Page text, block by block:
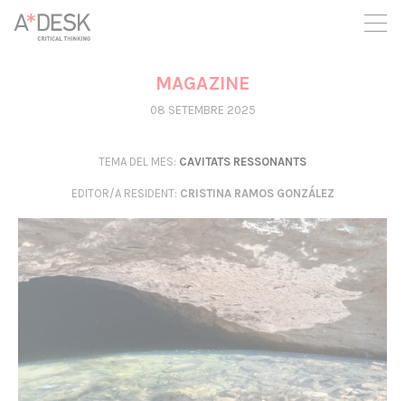
seguim necessitant-te per a poder seguir endavant. Ara pots
participar del projecte i recolzar-lo.
MAGAZINE
08 SETEMBRE 2025
TEMA DEL MES: CAVITATS RESSONANTS
EDITOR/A RESIDENT: CRISTINA RAMOS GONZÁLEZ